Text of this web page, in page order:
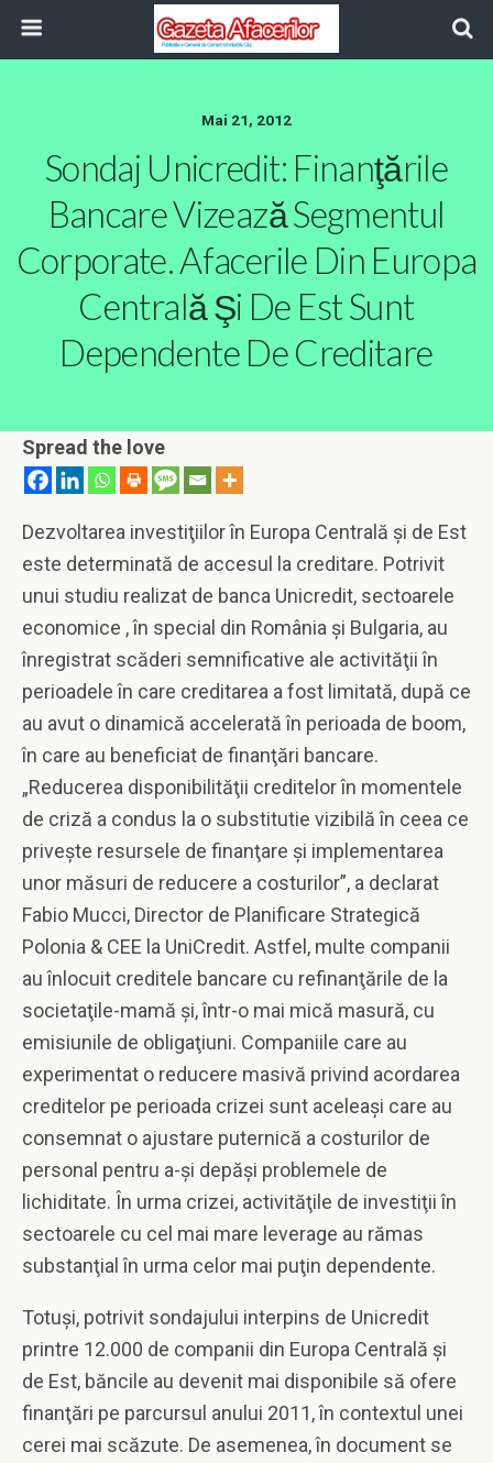
Mai 21, 2012
Sondaj Unicredit: Finanţările
Bancare Vizează Segmentul
Corporate. Afacerile Din Europa
Centrală Şi De Est Sunt
Dependente De Creditare
Spread the love
Dezvoltarea investiţiilor în Europa Centrală şi de Est
este determinată de accesul la creditare. Potrivit
unui studiu realizat de banca Unicredit, sectoarele
economice , în special din România şi Bulgaria, au
înregistrat scăderi semnificative ale activităţii în
perioadele în care creditarea a fost limitată, după ce
au avut o dinamică accelerată în perioada de boom,
în care au beneficiat de finanţări bancare.
„Reducerea disponibilităţii creditelor în momentele
de criză a condus la o substitutie vizibilă în ceea ce
priveşte resursele de finanţare şi implementarea
unor măsuri de reducere a costurilor”, a declarat
Fabio Mucci, Director de Planificare Strategică
Polonia & CEE la UniCredit. Astfel, multe companii
au înlocuit creditele bancare cu refinanţările de la
societaţile-mamă şi, într-o mai mică masură, cu
emisiunile de obligaţiuni. Companiile care au
experimentat o reducere masivă privind acordarea
creditelor pe perioada crizei sunt aceleaşi care au
consemnat o ajustare puternică a costurilor de
personal pentru a-şi depăşi problemele de
lichiditate. În urma crizei, activităţile de investiţii în
sectoarele cu cel mai mare leverage au rămas
substanţial în urma celor mai puţin dependente.
Totuşi, potrivit sondajului interpins de Unicredit
printre 12.000 de companii din Europa Centrală şi
de Est, băncile au devenit mai disponibile să ofere
finanţări pe parcursul anului 2011, în contextul unei
cerei mai scăzute. De asemenea, în document se